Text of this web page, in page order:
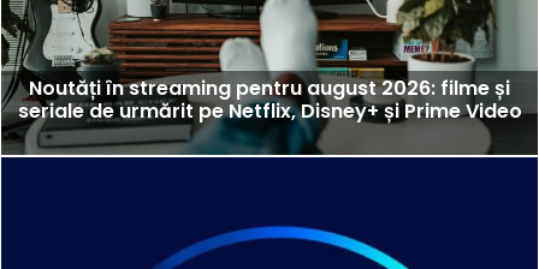
Noutăți în streaming pentru august 2026: filme și
seriale de urmărit pe Netflix, Disney+ și Prime Video